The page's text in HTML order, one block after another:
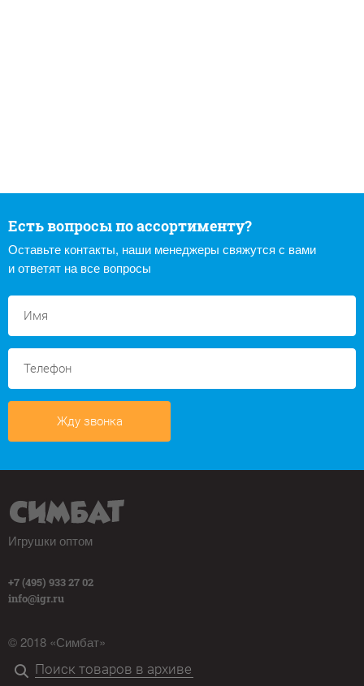
Есть вопросы по ассортименту?
Оставьте контакты, наши менеджеры свяжутся с вами
и ответят на все вопросы
Жду звонка
Игрушки оптом
+7 (495) 933 27 02
info@igr.ru
© 2018 «Симбат»